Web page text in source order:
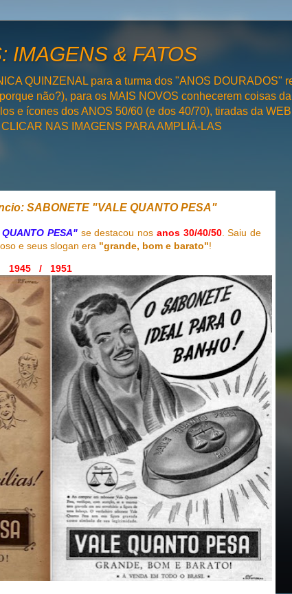
IMAGENS & FATOS
QUINZENAL para a turma dos "ANOS DOURADOS"
não?), para os MAIS NOVOS conhecerem coisas
e ícones dos ANOS 50/60 (e dos 40/70), tiradas da
NAS IMAGENS PARA AMPLIÁ-LAS
SABONETE "VALE QUANTO PESA"
PESA" se destacou nos anos 30/40/50. Saiu de
e seus slogan era "grande, bom e barato"!
1945 / 1951